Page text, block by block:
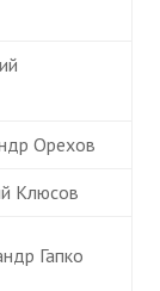
Орехов
Клюсов
Гапко